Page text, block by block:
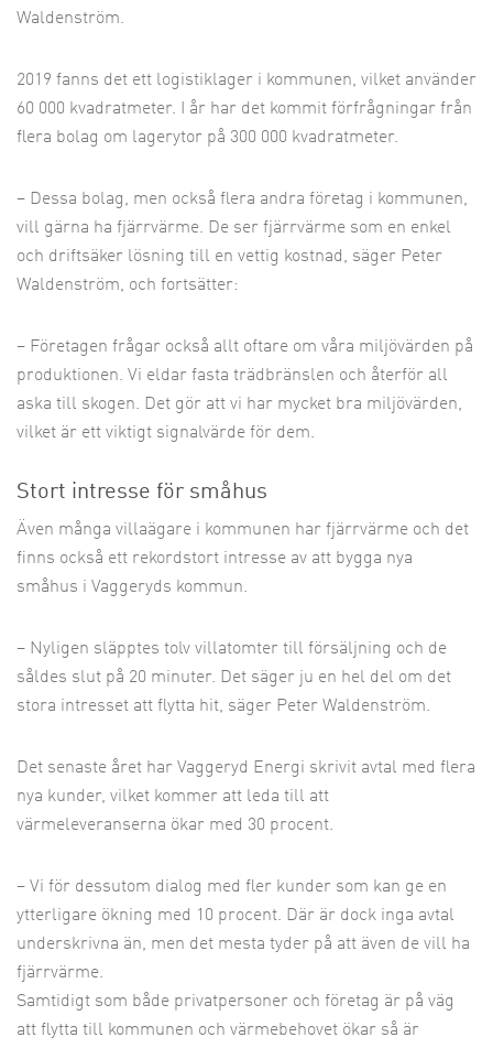
Waldenström.
2019 fanns det ett logistiklager i kommunen, vilket använder
60 000 kvadratmeter. I år har det kommit förfrågningar från
flera bolag om lagerytor på 300 000 kvadratmeter.
– Dessa bolag, men också flera andra företag i kommunen,
vill gärna ha fjärrvärme. De ser fjärrvärme som en enkel
och driftsäker lösning till en vettig kostnad, säger Peter
Waldenström, och fortsätter:
– Företagen frågar också allt oftare om våra miljövärden på
produktionen. Vi eldar fasta trädbränslen och återför all
aska till skogen. Det gör att vi har mycket bra miljövärden,
vilket är ett viktigt signalvärde för dem.
Stort intresse för småhus
Även många villaägare i kommunen har fjärrvärme och det
finns också ett rekordstort intresse av att bygga nya
småhus i Vaggeryds kommun.
– Nyligen släpptes tolv villatomter till försäljning och de
såldes slut på 20 minuter. Det säger ju en hel del om det
stora intresset att flytta hit, säger Peter Waldenström.
Det senaste året har Vaggeryd Energi skrivit avtal med flera
nya kunder, vilket kommer att leda till att
värmeleveranserna ökar med 30 procent.
– Vi för dessutom dialog med fler kunder som kan ge en
ytterligare ökning med 10 procent. Där är dock inga avtal
underskrivna än, men det mesta tyder på att även de vill ha
fjärrvärme.
Samtidigt som både privatpersoner och företag är på väg
att flytta till kommunen och värmebehovet ökar så är